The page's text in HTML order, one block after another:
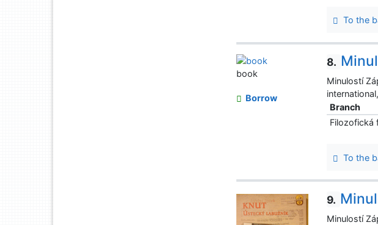
To the
8.
Minulostí
Branch
Filozofická
To the
book
Borrow
9.
Minulostí